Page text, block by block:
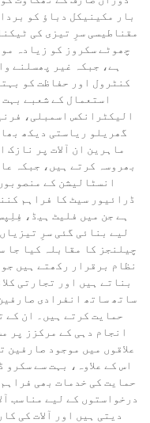
بار مکینیکل دباؤ کو
مقناطیسی سرِ تیزی کی
چھوٹے سکروز کو زیادہ
ہے، جبکہ غیر پھسلنے
کنٹرول اور حفاظت کو
استعمال کے شعبے
الیکٹرانکس اسمبلی،
گھریلو ریاستی دیکھ
ماہرین ان آلات پر نازک
بھروسہ کرتے ہیں، جبکہ
انسٹالیشن کے
ڈرائیور سیٹ کا فراہم
ہے جن میں فلیٹ ہیڈ،
لیے بنائی گئی سرِ
چیلنجز کا مقابلہ کیا جا
نظام برقرار رکھتے ہیں
بناتے ہیں اور تجارتی
ساتھ ساتھ انفرادی
حمایت کرتے ہیں۔ ان کے
انجام دہی کے مرکزز پر
علاقوں میں موجود صارفین
اس کے علاوہ، بہت سے
حمایت کی خدمات بھی
درخواستوں کے لیے مناسب
دیتی ہیں اور آلات کی